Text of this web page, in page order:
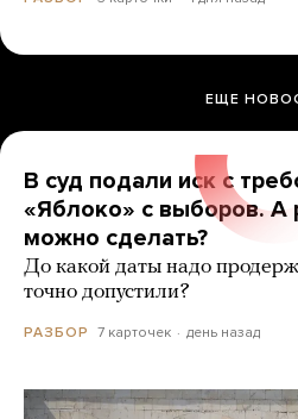
ЕЩЕ
В суд подали иск с
«Яблоко» с выборов. А
можно сделать?
До какой даты надо
точно допустили?
РАЗБОР 7 карточек день назад